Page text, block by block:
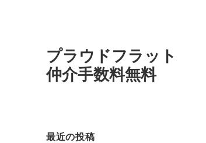
プラウドフラット
仲介手数料無料
最近の投稿